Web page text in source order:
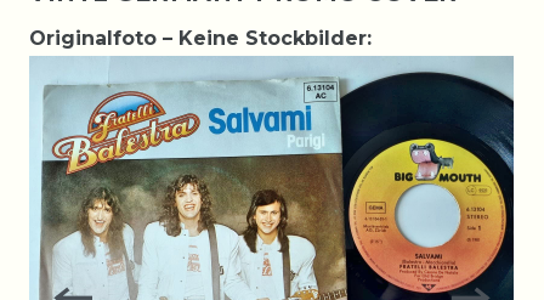
Originalfoto – Keine Stockbilder: